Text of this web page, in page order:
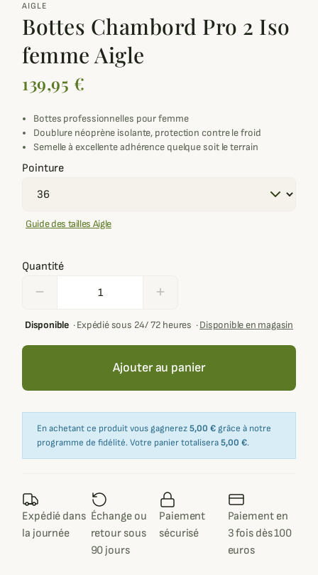
AIGLE
Bottes Chambord Pro 2 Iso
femme Aigle
139,95 €
Bottes professionnelles pour femme
Doublure néoprène isolante, protection contre le froid
Semelle à excellente adhérence quelque soit le terrain
Pointure
Guide des tailles Aigle
Quantité
remove add
Disponible·Expédié sous 24/ 72 heures ·Disponible en magasin
Ajouter au panier
En achetant ce produit vous gagnerez5,00 € grâce à notre
programme de fidélité. Votre panier totalisera5,00 €.
Expédié dans
la journée
Échange ou
retour sous
90 jours
Paiement
sécurisé
Paiement en
3 fois dès 100
euros